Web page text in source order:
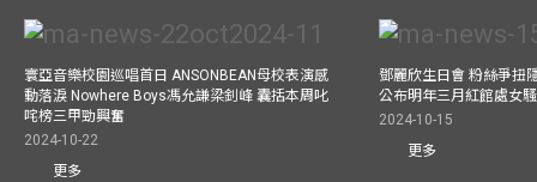
寰亞音樂校園巡唱首日 ANSONBEAN母校表演感
動落淚 Nowhere Boys馮允謙梁釗峰 囊括本周叱
咤榜三甲勁興奮
2024-10-22
更多
鄧麗欣生日會 粉絲爭扭
公布明年三月紅館處女
2024-10-15
更多